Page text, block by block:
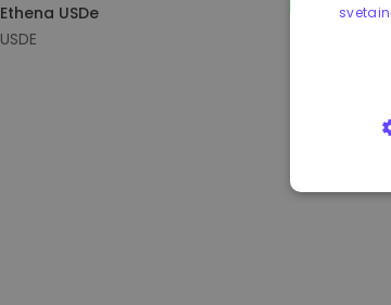
Ethena USDe
USDE